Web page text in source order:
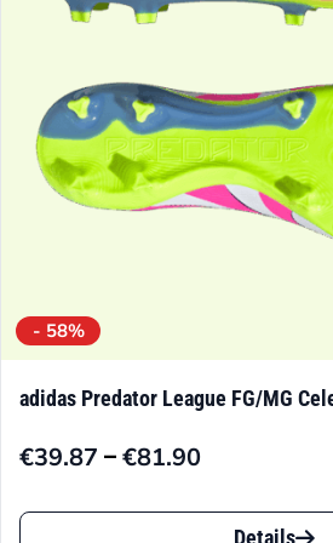
Produktseite
gewählt
werden
- 58%
adidas Predator League FG/MG
€39.87 –€81.90
Preisspanne:
Dieses
Details